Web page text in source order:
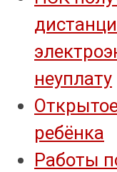
неуплату
ребёнка
Работы